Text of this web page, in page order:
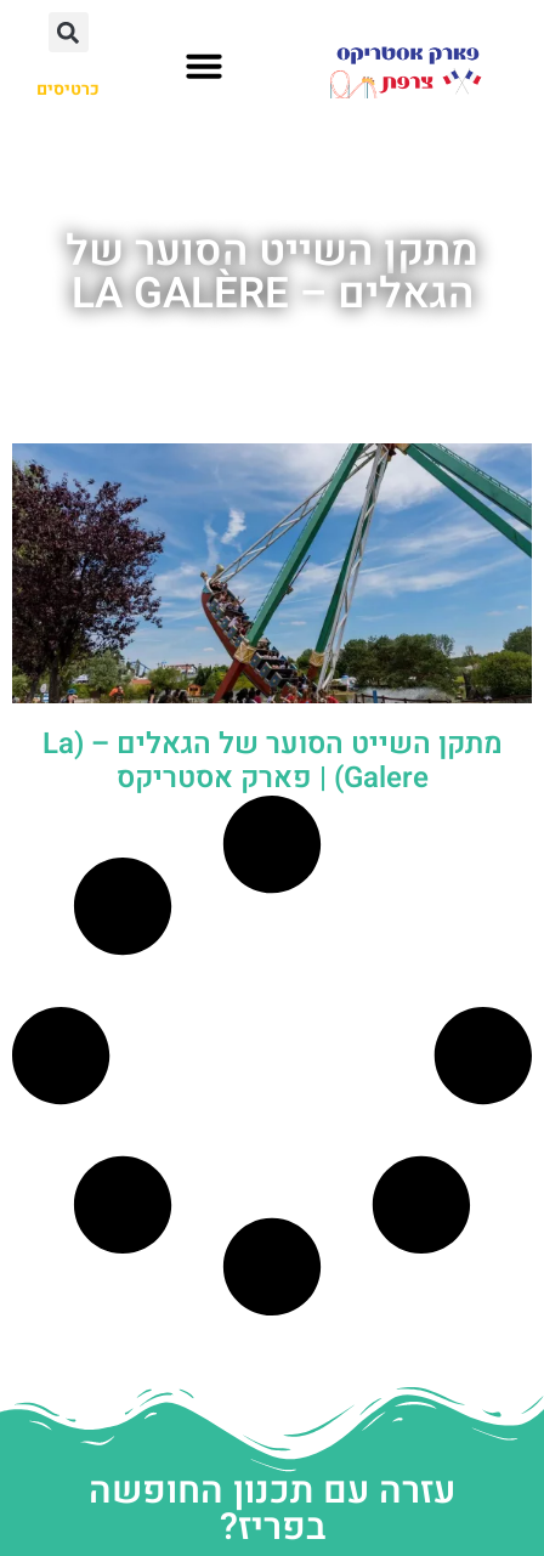
כרטיסים
מתקן השייט הסוער של
הגאלים – LA GALÈRE
מתקן השייט הסוער של הגאלים – (La
Galere) | פארק אסטריקס
עזרה עם תכנון החופשה
בפריז?